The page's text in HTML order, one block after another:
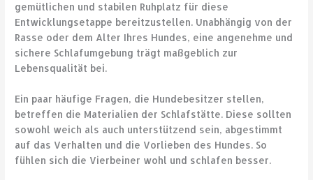
gemütlichen und stabilen Ruhplatz für diese
Entwicklungsetappe bereitzustellen. Unabhängig von der
Rasse oder dem Alter Ihres Hundes, eine angenehme und
sichere Schlafumgebung trägt maßgeblich zur
Lebensqualität bei.
Ein paar häufige Fragen, die Hundebesitzer stellen,
betreffen die Materialien der Schlafstätte. Diese sollten
sowohl weich als auch unterstützend sein, abgestimmt
auf das Verhalten und die Vorlieben des Hundes. So
fühlen sich die Vierbeiner wohl und schlafen besser.